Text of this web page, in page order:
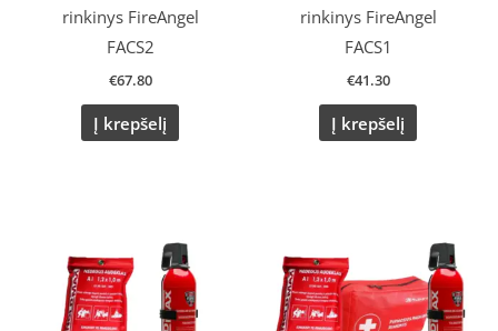
rinkinys FireAngel
FACS2
€67.80
Į krepšelį
rinkinys FireAngel
FACS1
€41.30
Į krepšelį